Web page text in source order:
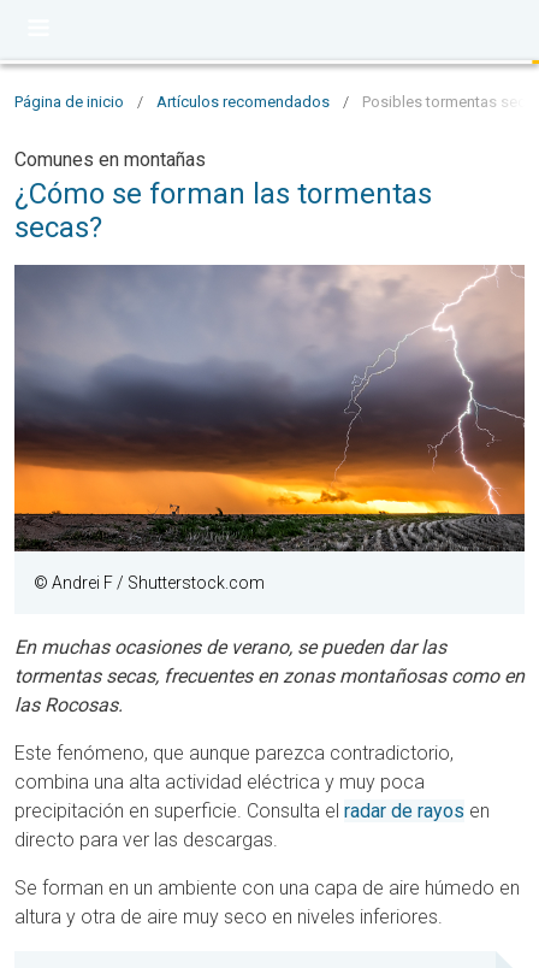
Página de inicio / Artículos recomendados / Posibles tormentas
Comunes en montañas
¿Cómo se forman las tormentas
secas?
© Andrei F / Shutterstock.com
En muchas ocasiones de verano, se pueden dar las
tormentas secas, frecuentes en zonas montañosas como en
las Rocosas.
Este fenómeno, que aunque parezca contradictorio,
combina una alta actividad eléctrica y muy poca
precipitación en superficie. Consulta el radar de rayos en
directo para ver las descargas.
Se forman en un ambiente con una capa de aire húmedo en
altura y otra de aire muy seco en niveles inferiores.